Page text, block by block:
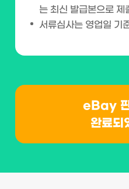
는 최신 발급본으로 제
서류심사는 영업일 기
eBay
완료되